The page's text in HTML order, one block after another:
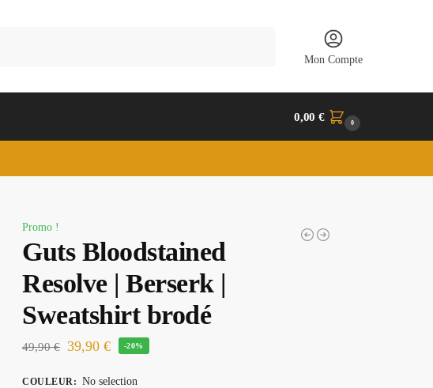
Mon Compte
0,00€ 0
Promo !
Guts Bloodstained
Resolve | Berserk |
Sweatshirt brodé
49,90€ 39,90€ -20%
COULEUR : No selection